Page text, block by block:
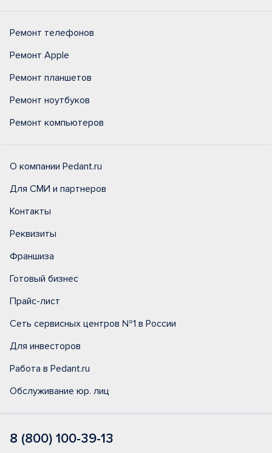
Ремонт телефонов
Ремонт Apple
Ремонт планшетов
Ремонт ноутбуков
Ремонт компьютеров
О компании Pedant.ru
Для СМИ и партнеров
Контакты
Реквизиты
Франшиза
Готовый бизнес
Прайс-лист
Сеть сервисных центров №1 в России
Для инвесторов
Работа в Pedant.ru
Обслуживание юр. лиц
8 (800) 100-39-13